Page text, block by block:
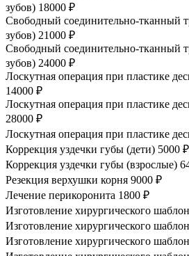
зубов) 18000 ₽
Свободный соединительно-тканный
зубов) 21000 ₽
Свободный соединительно-тканный
зубов) 24000 ₽
Лоскутная операция при пластике
14000 ₽
Лоскутная операция при пластике
28000 ₽
Лоскутная операция при пластике
Коррекция уздечки губы (дети) 5000 ₽
Коррекция уздечки губы (взрослые)
Резекция верхушки корня 9000 ₽
Лечение перикоронита 1800 ₽
Изготовление хирургического
Изготовление хирургического
Изготовление хирургического